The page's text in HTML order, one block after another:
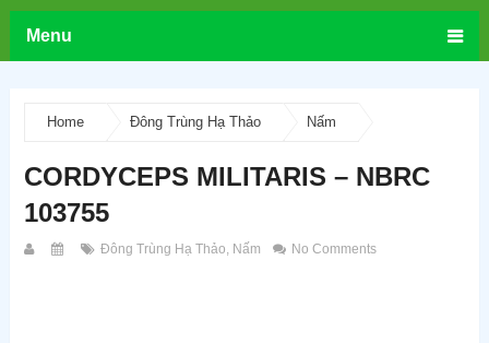
Menu
Home Đông Trùng Hạ Thảo Nấm
CORDYCEPS MILITARIS – NBRC
103755
Đông Trùng Hạ Thảo, Nấm No Comments